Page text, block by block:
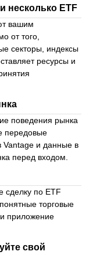
несколько ETF
вашим
от того,
секторы, индексы
ресурсы и
поведения рынка
передовые
Vantage и данные в
перед входом.
сделку по ETF
торговые
приложение
свой